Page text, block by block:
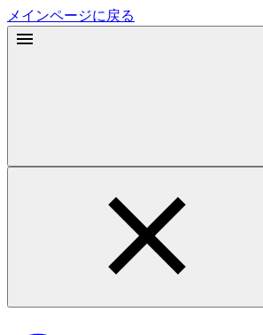
メインページに戻る